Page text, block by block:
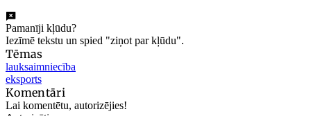
Pamanīji kļūdu?
Iezīmē tekstu un spied "ziņot par kļūdu".
Tēmas
lauksaimniecība
eksports
Komentāri
Lai komentētu, autorizējies!